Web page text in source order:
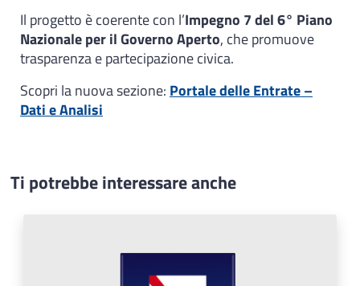
Il progetto è coerente con l’Impegno 7 del 6° Piano
Nazionale per il Governo Aperto, che promuove
trasparenza e partecipazione civica.
Scopri la nuova sezione: Portale delle Entrate –
Dati e Analisi
Ti potrebbe interessare anche